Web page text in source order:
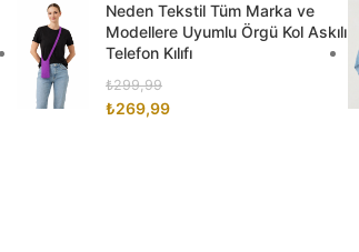
Neden Tekstil Tüm Marka ve
Modellere Uyumlu Örgü Kol Askılı
Telefon Kılıfı
₺299,99
₺269,99